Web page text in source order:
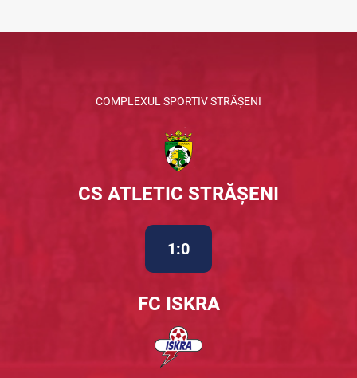
COMPLEXUL SPORTIV STRĂȘENI
CS ATLETIC STRĂȘENI
1:0
FC ISKRA